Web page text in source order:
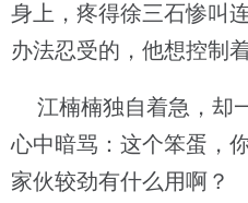
身上，疼得徐三石惨叫
办法忍受的，他想控制
江楠楠独自着急，却
心中暗骂：这个笨蛋，
家伙较劲有什么用啊？